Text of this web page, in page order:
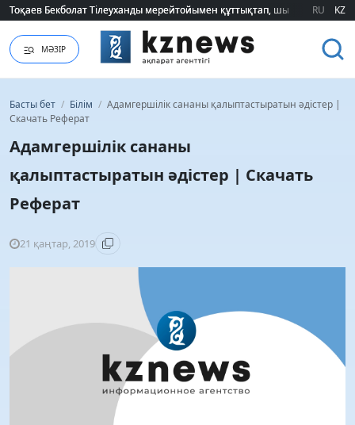
Тоқаев Бекболат Тілеуханды мерейтойымен құттықтап, шығармашылық
Тоқаев Бекболат Тілеуханды мерейтойымен құттықтап, шығармашылық
RU KZ
МӘЗІР
Басты бет / Білім / Адамгершілік сананы қалыптастыратын әдістер |
Скачать Реферат
Адамгершілік сананы
қалыптастыратын әдістер | Скачать
Реферат
21 қаңтар, 2019